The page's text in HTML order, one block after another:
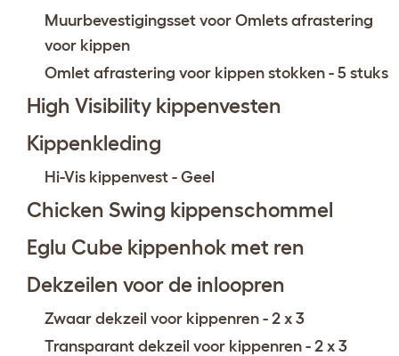
Muurbevestigingsset voor Omlets afrastering
voor kippen
Omlet afrastering voor kippen stokken - 5 stuks
High Visibility kippenvesten
Kippenkleding
Hi-Vis kippenvest - Geel
Chicken Swing kippenschommel
Eglu Cube kippenhok met ren
Dekzeilen voor de inloopren
Zwaar dekzeil voor kippenren - 2 x 3
Transparant dekzeil voor kippenren - 2 x 3